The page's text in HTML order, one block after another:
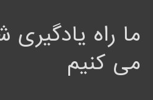
ما راه یادگیری
می کنیم